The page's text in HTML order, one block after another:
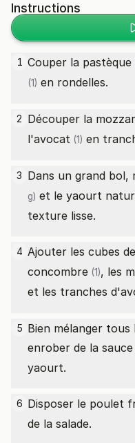
Instructions
1 Couper la pastèque
(1) en rondelles.
2 Découper la
l'avocat (1) en
3 Dans un grand bol,
g) et le yaourt
texture lisse.
4 Ajouter les cubes de
concombre (1), les
et les tranches d'
5 Bien mélanger tous
enrober de la
yaourt.
6 Disposer le poulet
de la salade.